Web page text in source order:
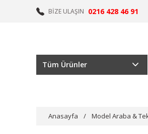
BİZE ULAŞIN 0216 428 46 91
Tüm Ürünler
Anasayfa Model Araba &